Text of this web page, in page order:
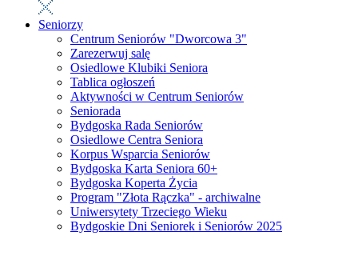
Seniorzy
Centrum Seniorów "Dworcowa 3"
Zarezerwuj salę
Osiedlowe Klubiki Seniora
Tablica ogłoszeń
Aktywności w Centrum Seniorów
Seniorada
Bydgoska Rada Seniorów
Osiedlowe Centra Seniora
Korpus Wsparcia Seniorów
Bydgoska Karta Seniora 60+
Bydgoska Koperta Życia
Program "Złota Rączka" - archiwalne
Uniwersytety Trzeciego Wieku
Bydgoskie Dni Seniorek i Seniorów 2025